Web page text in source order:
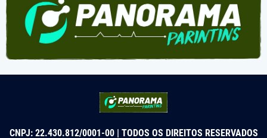
CNPJ: 22.430.812/0001-00 | TODOS OS DIREITOS RESERVADOS